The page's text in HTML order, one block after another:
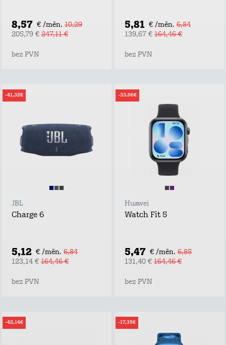
8,57 € /mēn. 10,29
205,79 € 247,11 €
bez PVN
5,81 € /mēn. 6,84
139,67 € 164,46 €
bez PVN
-41,32€
JBL
Charge 6
5,12 € /mēn. 6,84
123,14 € 164,46 €
bez PVN
-33,06€
Huawei
Watch Fit 5
5,47 € /mēn. 6,85
131,40 € 164,46 €
bez PVN
-42,14€ -17,35€